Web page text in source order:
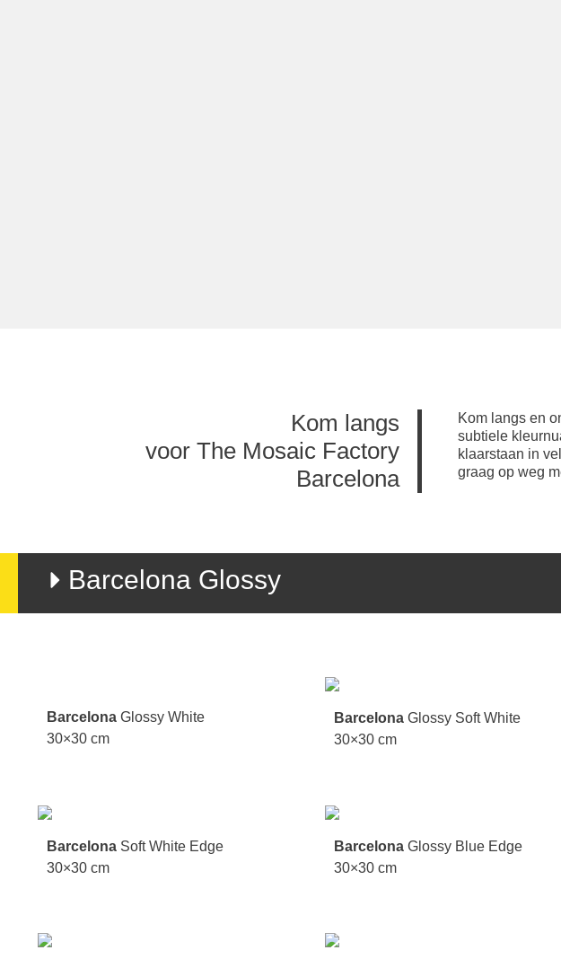
Kom langs
voor The Mosaic Factory
Barcelona
Kom langs en
subtiele
klaarstaan in
graag op weg
Barcelona Glossy
Barcelona Glossy White
30×30 cm
Barcelona Glossy Soft White
30×30 cm
Barcelona Soft White Edge
30×30 cm
Barcelona Glossy Blue Edge
30×30 cm